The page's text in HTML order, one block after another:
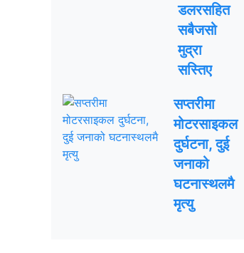
डलरसहित
सबैजसो
मुद्रा
सस्तिए
सप्तरीमा
मोटरसाइकल
दुर्घटना, दुई
जनाको
घटनास्थलमै
मृत्यु